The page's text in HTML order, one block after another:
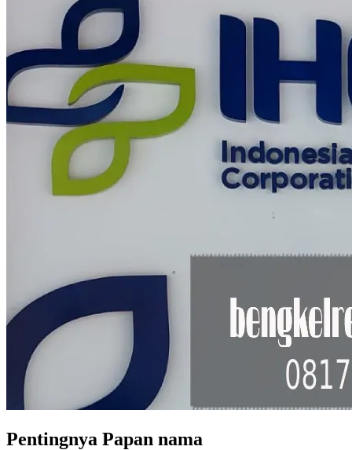
Pentingnya Papan nama